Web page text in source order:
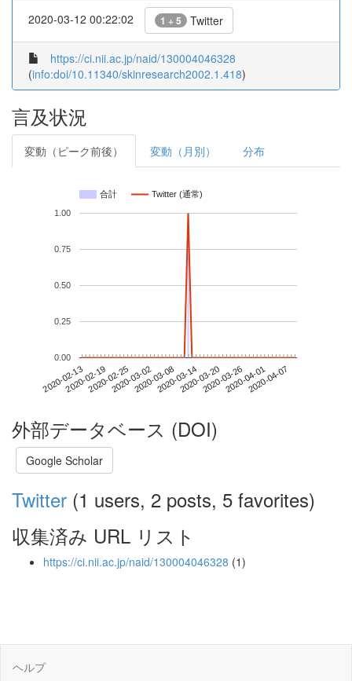
2020-03-12 00:22:02 1 + 5 Twitter
https://ci.nii.ac.jp/naid/130004046328
(info:doi/10.11340/skinresearch2002.1.418)
言及状況
変動（ピーク前後） 変動（月別） 分布
合計 Twitter (通常)
2020-02-132020-02-192020-02-252020-03-022020-03-082020-03-142020-03-202020-03-262020-04-012020-04-07
0.00
0.25
0.50
0.75
1.00
外部データベース (DOI)
Google Scholar
Twitter (1 users, 2 posts, 5 favorites)
収集済み URL リスト
https://ci.nii.ac.jp/naid/130004046328 (1)
ヘルプ